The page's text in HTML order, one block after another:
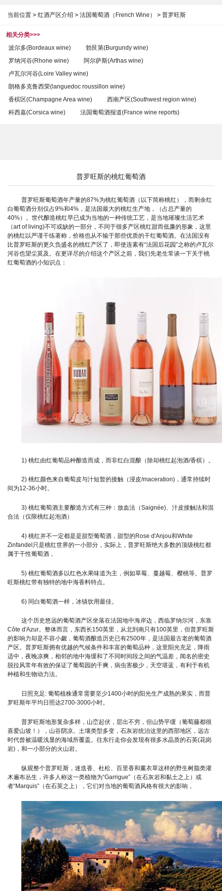
当前位置 > 红酒产区介绍 > 法国葡萄酒（French Wine） > 普罗旺斯
相关分类>>>
波尔多(Bordeaux wine)
勃艮第(Burgundy wine)
罗纳河谷(Rhone wine)
阿尔萨斯(Arthas wine)
卢瓦尔河谷(Loire Valley wine)
朗格多克鲁西荣(languedoc roussillon wine)
香槟区(Champagne Area wine)
西南产区(Southwest region wine)
科西嘉(Corsica wine)
法国葡萄酒报道(France wine reports)
普罗旺斯的桃红葡萄酒
普罗旺斯葡萄酒年产量的87%为桃红葡萄酒（以下简称桃红），而剩余红
白葡萄酒分别仅占9%和4%，是法国最大的桃红生产地，（占总产量的
40%）。世代酿造桃红早已成为当地的一种传统工艺，是当地璀璨生活艺术
（art of living)不可或缺的一部分，不同于很多产区桃红甜而低廉的形象，这里
的桃红以严谨干练著称，价格也从不输于那些优质的干红葡萄酒。在法国没有
比普罗旺斯的更久负盛名的桃红产区了，即使连素有“法国后花园”之称的卢瓦尔
河谷也望尘莫及。在更详尽的介绍这个产区之前，我们先老生常谈一下关于桃
红葡萄酒的小知识点：
1) 桃红由红葡萄品种酿造而成，而非红白混酿（除却桃红起泡酒/香槟）。
2) 桃红颜色来自葡萄皮与汁短暂的接触（浸皮/maceration)，通常持续时
间为12-36小时。
3) 桃红葡萄酒主要酿造方式有三种：放血法（Saignée)、汁皮接触法和混
合法（仅限桃红起泡酒）
4) 桃红并不一定都是是甜型葡萄酒，甜型的Rose d'Anjou和White
Zinfandel只是桃红世界的一小部分，实际上，普罗旺斯绝大多数的顶级桃红都
属于干性葡萄酒，
5) 桃红葡萄酒多以红色水果味道为主，例如草莓、蔓越莓、樱桃等。普罗
旺斯桃红带有独特的地中海香料特点。
6) 同白葡萄酒一样，冰镇饮用最佳。
这个历史悠远的葡萄酒产区坐落在法国地中海岸边，西临罗纳尔河，东靠
Côte d'Azur。整体而言，东西长150英里，从北到南只有100英里，但普罗旺斯
的影响力却是不容小觑，葡萄酒酿造历史已有2500年，是法国最古老的葡萄酒
产区。普罗旺斯拥有优越的气候条件和丰富的葡萄品种，这里阳光充足，降雨
适中，夜晚凉爽，相邻的地中海缓和了不同时间段之间的气温差，闻名的密史
脱拉风常年有效的保证了葡萄园的干爽，病虫害极少，天空堪蓝，有利于有机
种植和生物动力法。
日照充足: 葡萄植株通常需要至少1400小时的阳光生产成熟的果实，而普
罗旺斯年平均日照达2700-3000小时。
普罗旺斯地形复杂多样，山峦起伏，层出不穷，但山势平缓（葡萄藤都很
喜爱山坡！），山谷阴凉。土壤类型多变，石灰岩统治这里的西部地区，远古
时代曾被温暖浅显的海域所覆盖。往东行走你会发现有很多水晶质的石英(花岗
岩)，和一小部分的火山岩。
纵观整个普罗旺斯，迷迭香、杜松、百里香和薰衣草这样的野生树脂类灌
木遍布丛生，许多人称这一类植物为“Garrigue”（在石灰岩和黏土之上）或
者“Marquis”（在石英之上），它们对当地的葡萄酒风格有很大的影响，